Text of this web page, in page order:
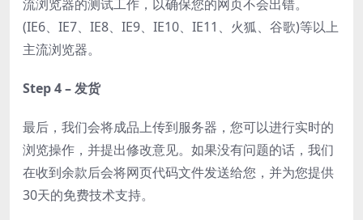
流浏览器的测试工作，以确保您的网页不会出错。
(IE6、IE7、IE8、IE9、IE10、IE11、火狐、谷歌)等以上
主流浏览器。
Step 4 – 发货
最后，我们会将成品上传到服务器，您可以进行实时的
浏览操作，并提出修改意见。如果没有问题的话，我们
在收到余款后会将网页代码文件发送给您，并为您提供
30天的免费技术支持。